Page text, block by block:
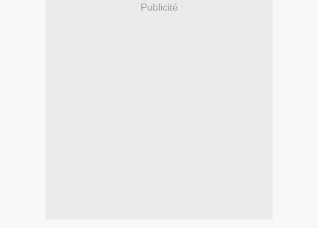
Publicité